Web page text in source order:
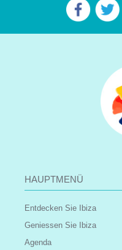
HAUPTMENÜ
Entdecken Sie Ibiza
Geniessen Sie Ibiza
Agenda